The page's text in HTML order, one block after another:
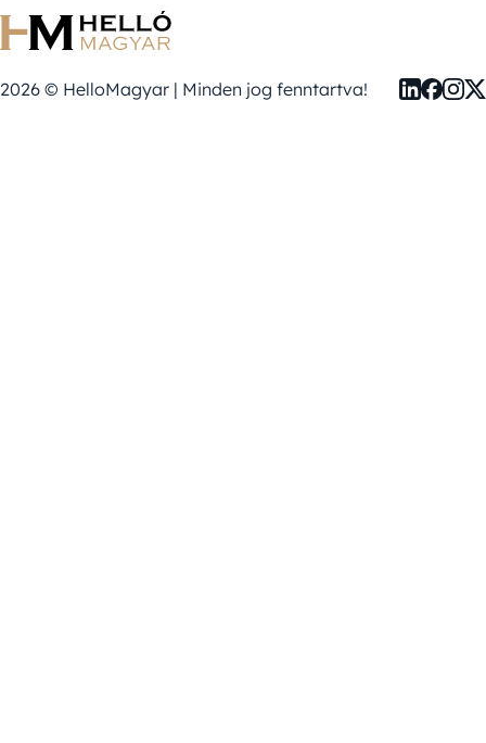
2026 © HelloMagyar | Minden jog fenntartva!